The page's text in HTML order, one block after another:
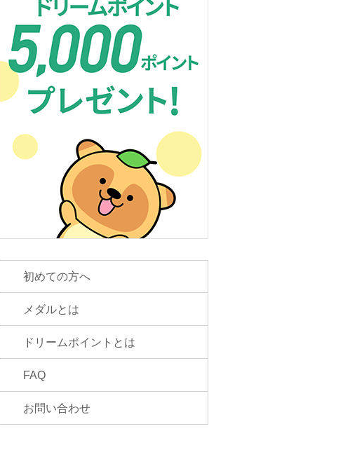
初めての方へ
メダルとは
ドリームポイントとは
FAQ
お問い合わせ